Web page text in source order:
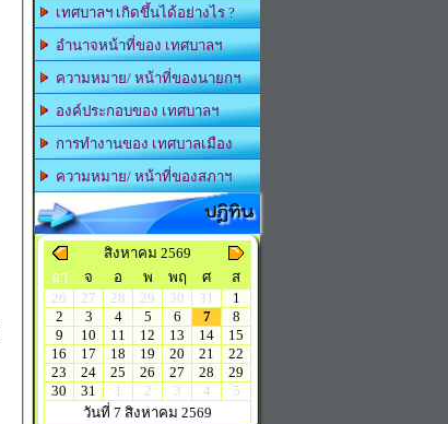
เทศบาลฯ เกิดขึ้นได้อย่างไร ?
อำนาจหน้าที่ของ เทศบาลฯ
ความหมาย/ หน้าที่ของนายกฯ
องค์ประกอบของ เทศบาลฯ
การทำงานของ เทศบาลเมือง
ความหมาย/ หน้าที่ของสภาฯ
ปฏิทิน
สิงหาคม 2569
อา
จ อ พ พฤ ศ
ส
26
27 28 29 30 31
1
2
3 4 5 6 7
8
9
10 11 12 13 14
15
16
17 18 19 20 21
22
23
24 25 26 27 28
29
30
31 1 2 3 4
5
วันที่ 7 สิงหาคม 2569